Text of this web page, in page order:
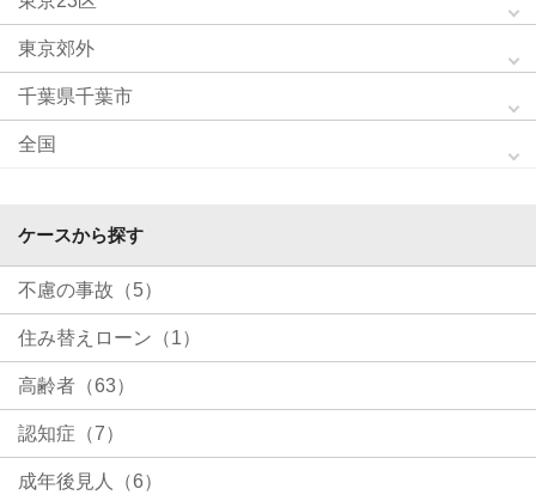
東京郊外
千葉県千葉市
全国
ケースから探す
不慮の事故（5）
住み替えローン（1）
高齢者（63）
認知症（7）
成年後見人（6）